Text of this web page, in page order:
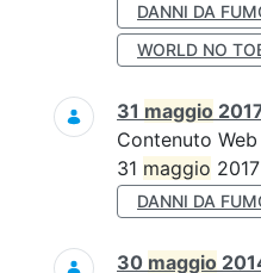
DANNI DA
WORLD NO
31 maggio
Contenuto Web
31 maggio
DANNI DA
30 maggio